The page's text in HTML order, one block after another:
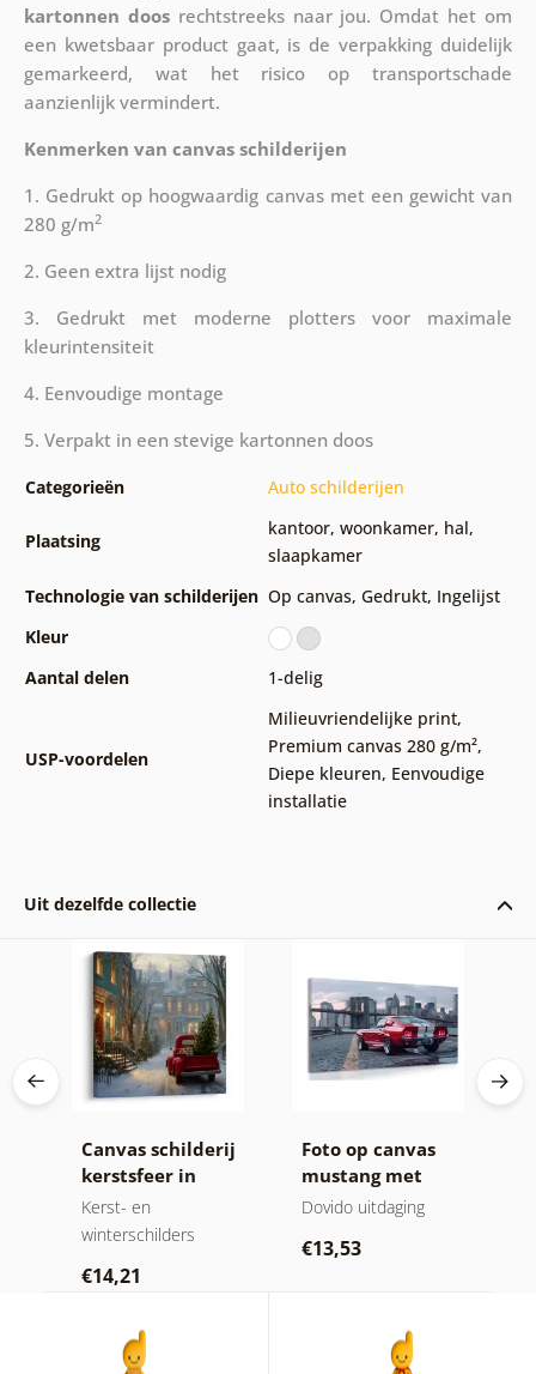
kartonnen doosrechtstreeks naar jou. Omdat het om
een kwetsbaar product gaat, is de verpakking duidelijk
gemarkeerd, wat het risico op transportschade
aanzienlijk vermindert.
Kenmerken van canvas schilderijen
1. Gedrukt op hoogwaardig canvas met een gewicht van
280 g/m2
2. Geen extra lijst nodig
3. Gedrukt met moderne plotters voor maximale
kleurintensiteit
4. Eenvoudige montage
5. Verpakt in een stevige kartonnen doos
Categorieën Auto schilderijen
Plaatsing
kantoor, woonkamer, hal,
slaapkamer
Technologie van schilderijen Op canvas, Gedrukt, Ingelijst
Kleur
Aantal delen
1-delig
USP-voordelen
Milieuvriendelijke print,
Premium canvas 280 g/m²,
Diepe kleuren, Eenvoudige
installatie
Uit dezelfde collectie
Canvas schilderij
kerstsfeer in
besneeuwde
straat
Kerst- en
winterschilders
€14,21
Foto op canvas
mustang met
panorama van
Dovido uitdaging
€13,53